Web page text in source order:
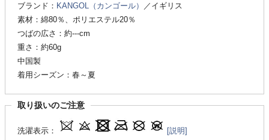
ブランド： KANGOL（カンゴール）
／イギリス
素材：綿80％、ポリエステル20％
つばの広さ：約---cm
重さ：約60g
中国製
着用シーズン：春～夏
取り扱いのご注意
洗濯表示： [説明]